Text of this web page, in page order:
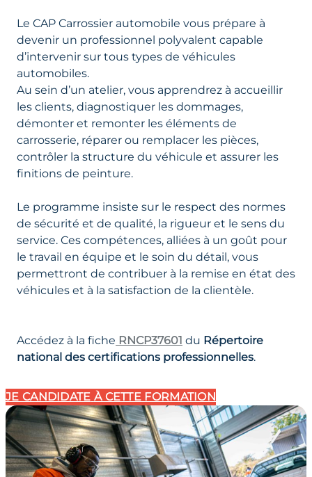
Le CAP Carrossier automobile vous prépare à
devenir un professionnel polyvalent capable
d’intervenir sur tous types de véhicules
automobiles.
Au sein d’un atelier, vous apprendrez à accueillir
les clients, diagnostiquer les dommages,
démonter et remonter les éléments de
carrosserie, réparer ou remplacer les pièces,
contrôler la structure du véhicule et assurer les
finitions de peinture.
Le programme insiste sur le respect des normes
de sécurité et de qualité, la rigueur et le sens du
service. Ces compétences, alliées à un goût pour
le travail en équipe et le soin du détail, vous
permettront de contribuer à la remise en état des
véhicules et à la satisfaction de la clientèle.
Accédez à la fiche RNCP37601 du Répertoire
national des certifications professionnelles.
JE CANDIDATE À CETTE FORMATION